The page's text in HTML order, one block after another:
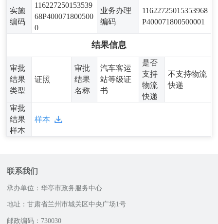
实施
编码
116227250153539
68P400071800500
0
业务办理
编码
11622725015353968
P400071800500001
结果信息
审批
结果
类型
证照
审批
结果
名称
汽车客运
站等级证
书
是否
支持
物流
快递
不支持物流
快递
审批
结果
样本
样本
联系我们
承办单位：华亭市政务服务中心
地址：甘肃省兰州市城关区中央广场1号
邮政编码：730030